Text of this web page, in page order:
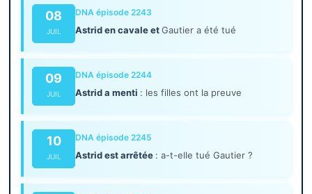
08
JUIL
DNA épisode 2243
Astrid en cavale etGautier a été tué
09
JUIL
DNA épisode 2244
Astrid a menti : les filles ont la preuve
10
JUIL
DNA épisode 2245
Astrid est arrêtée : a-t-elle tué Gautier ?